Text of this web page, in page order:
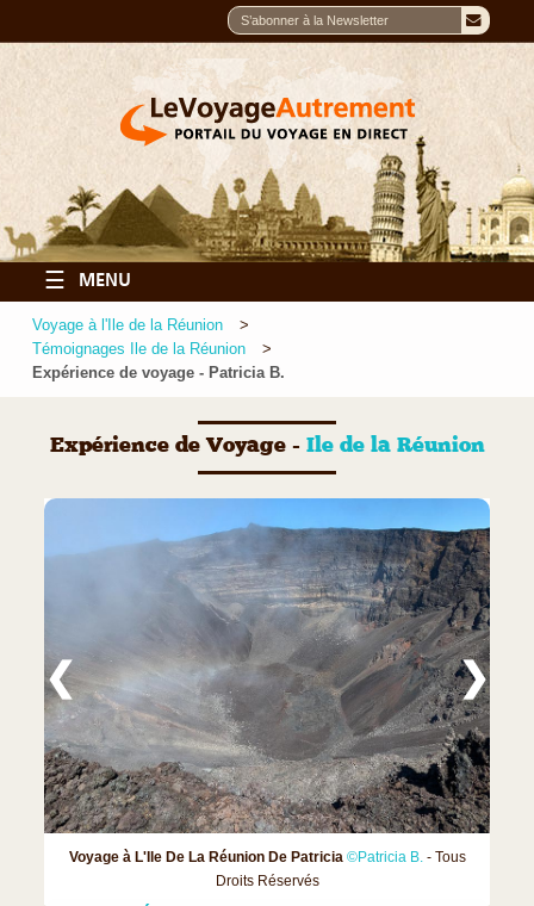
☰ MENU
Voyage à l'Ile de la Réunion
Témoignages Ile de la Réunion
Expérience de voyage - Patricia B.
Expérience de Voyage - Ile de la Réunion
Voyage à L'Ile De La Réunion De Patricia ©Patricia B. - Tous
Droits Réservés
❮ ❯